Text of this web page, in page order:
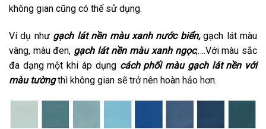
không gian cũng có thể sử dụng.
Ví dụ như gạch lát nền màu xanh nước biển,gạch lát màu
vàng, màu đen, gạch lát nền màu xanh ngọc,….Với màu sắc
đa dạng một khi áp dụng cách phối màu gạch lát nền với
màu tườngthì không gian sẽ trở nên hoàn hảo hơn.